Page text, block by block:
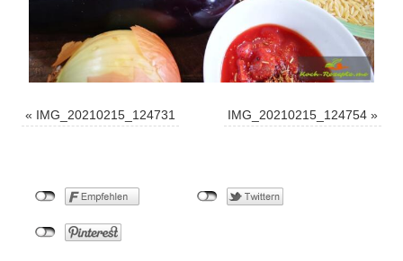
« IMG_20210215_124731 IMG_20210215_124754 »